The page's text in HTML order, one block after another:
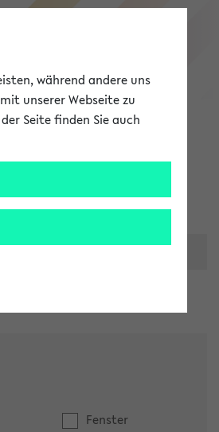
eKVV
Fenster
während andere uns
unserer Webseite zu
Seite finden Sie auch